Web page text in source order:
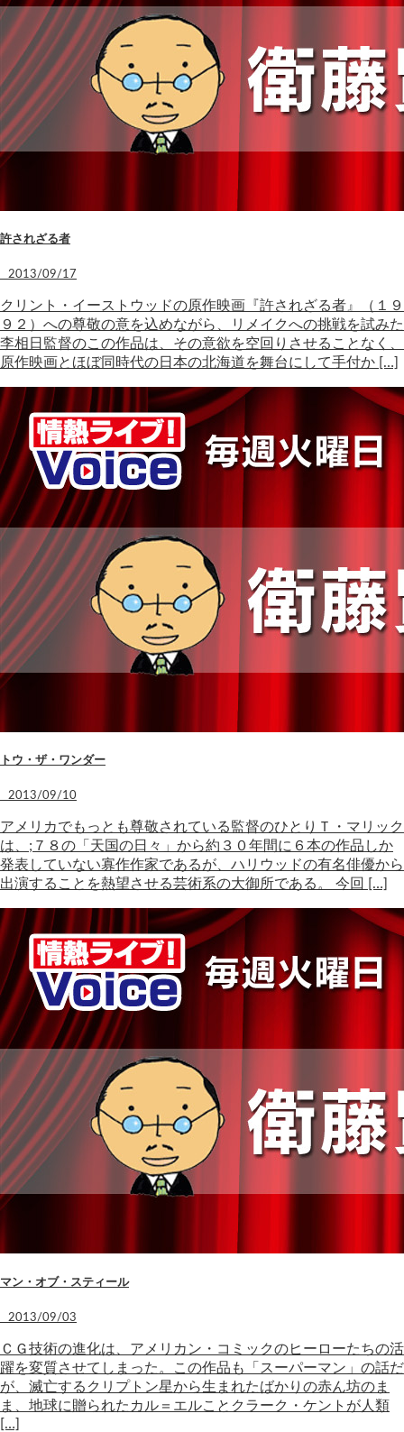
許されざる者
2013/09/17
クリント・イーストウッドの原作映画『許されざる者』（１９
９２）への尊敬の意を込めながら、リメイクへの挑戦を試みた
李相日監督のこの作品は、その意欲を空回りさせることなく、
原作映画とほぼ同時代の日本の北海道を舞台にして手付か […]
トウ・ザ・ワンダー
2013/09/10
アメリカでもっとも尊敬されている監督のひとりＴ・マリック
は、;７８の「天国の日々」から約３０年間に６本の作品しか
発表していない寡作作家であるが、ハリウッドの有名俳優から
出演することを熱望させる芸術系の大御所である。 今回 […]
マン・オブ・スティール
2013/09/03
ＣＧ技術の進化は、アメリカン・コミックのヒーローたちの活
躍を変質させてしまった。この作品も「スーパーマン」の話だ
が、滅亡するクリプトン星から生まれたばかりの赤ん坊のま
ま、地球に贈られたカル＝エルことクラーク・ケントが人類
[…]